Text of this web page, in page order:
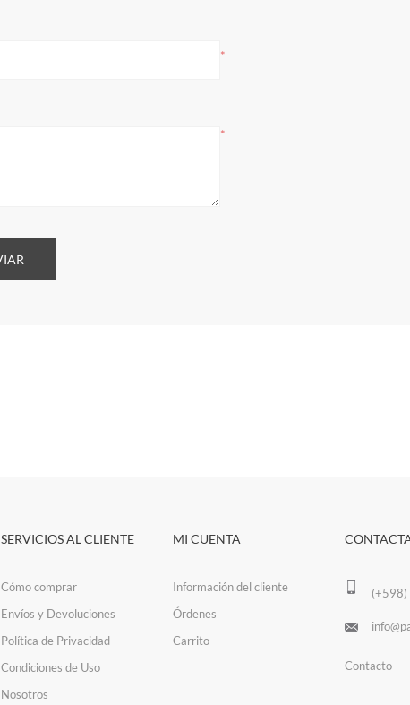
*
*
SERVICIOS AL CLIENTE
Cómo comprar
Envíos y Devoluciones
Política de Privacidad
Condiciones de Uso
Nosotros
MI CUENTA
Información del cliente
Órdenes
Carrito
Contacto